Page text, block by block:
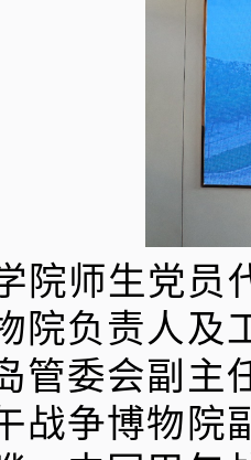
院师生党员
院负责人及
管委会副主
战争博物院